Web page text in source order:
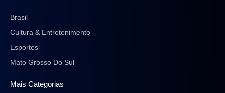
Brasil
Cultura & Entretenimento
Esportes
Mato Grosso Do Sul
Mais Categorias